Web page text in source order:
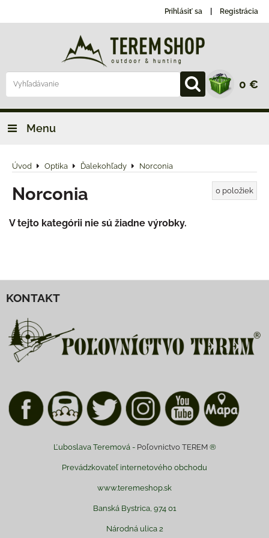
Prihlásiť sa Registrácia
0 €
Menu
Úvod Optika Ďalekohľady Norconia
Norconia 0 položiek
KONTAKT
Ľuboslava Teremová - Poľovnictvo TEREM®
Prevádzkovateľ internetového obchodu
www.teremeshop.sk
Banská Bystrica, 974 01
Národná ulica 2